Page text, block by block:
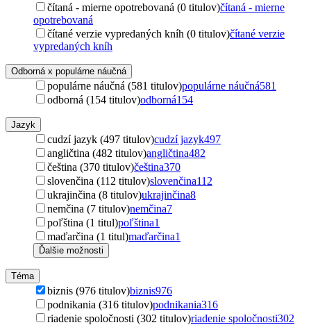
čítaná - mierne opotrebovaná (0 titulov)čítaná - mierne
opotrebovaná
čítané verzie vypredaných kníh (0 titulov)čítané verzie
vypredaných kníh
Odborná x populárne náučná
populárne náučná (581 titulov)populárne náučná581
odborná (154 titulov)odborná154
Jazyk
cudzí jazyk (497 titulov)cudzí jazyk497
angličtina (482 titulov)angličtina482
čeština (370 titulov)čeština370
slovenčina (112 titulov)slovenčina112
ukrajinčina (8 titulov)ukrajinčina8
nemčina (7 titulov)nemčina7
poľština (1 titul)poľština1
maďarčina (1 titul)maďarčina1
Ďalšie možnosti
Téma
biznis (976 titulov)biznis976
podnikania (316 titulov)podnikania316
riadenie spoločnosti (302 titulov)riadenie spoločnosti302